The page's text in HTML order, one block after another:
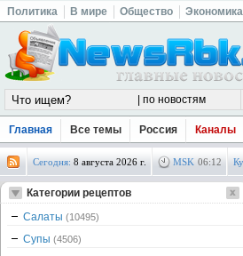
Политика В мире Общество Экономика
Главная Все темы Россия Каналы
Сегодня: 8 августа 2026 г. MSK 06:12
Категории рецептов
Салаты (10495)
Супы (4506)